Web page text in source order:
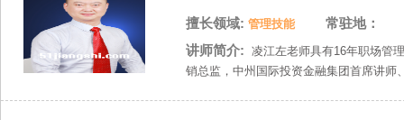
擅长领域: 管理技能
常驻地：
讲师简介: 凌江左老师具有16年职场管
销总监，中州国际投资金融集团首席讲师